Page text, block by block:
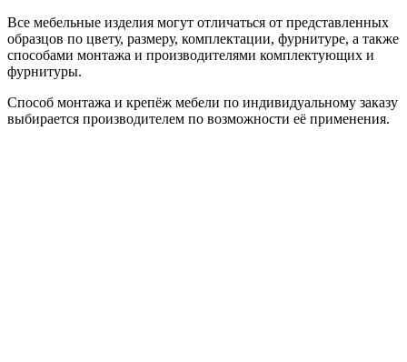
Все мебельные изделия могут отличаться от представленных
образцов по цвету, размеру, комплектации, фурнитуре, а также
способами монтажа и производителями комплектующих и
фурнитуры.
Способ монтажа и крепёж мебели по индивидуальному заказу
выбирается производителем по возможности её применения.